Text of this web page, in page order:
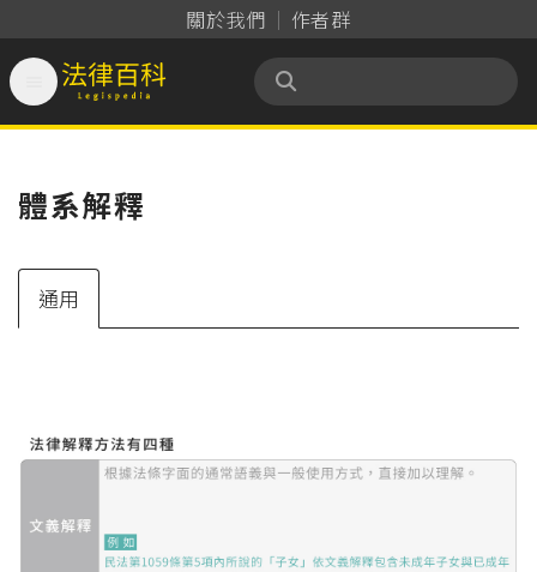
關於我們 作者群
法律百科 Legispedia
體系解釋
通用